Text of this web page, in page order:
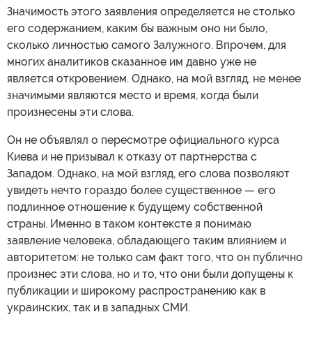
Значимость этого заявления определяется не столько
его содержанием, каким бы важным оно ни было,
сколько личностью самого Залужного. Впрочем, для
многих аналитиков сказанное им давно уже не
является откровением. Однако, на мой взгляд, не менее
значимыми являются место и время, когда были
произнесены эти слова.
Он не объявлял о пересмотре официального курса
Киева и не призывал к отказу от партнерства с
Западом. Однако, на мой взгляд, его слова позволяют
увидеть нечто гораздо более существенное — его
подлинное отношение к будущему собственной
страны. Именно в таком контексте я понимаю
заявление человека, обладающего таким влиянием и
авторитетом: не только сам факт того, что он публично
произнес эти слова, но и то, что они были допущены к
публикации и широкому распространению как в
украинских, так и в западных СМИ.